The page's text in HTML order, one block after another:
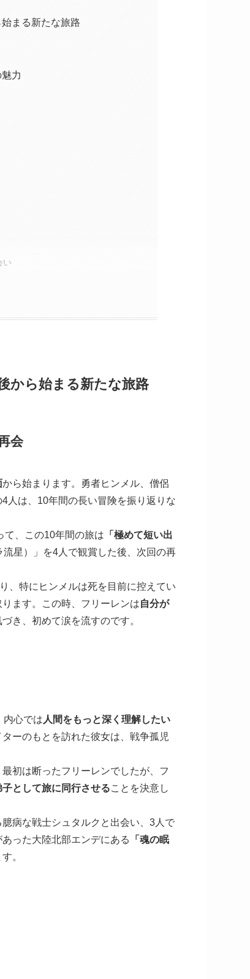
まる新たな旅路
力
い
から始まる新たな旅路
会
から始まります。勇者ヒンメル、僧侶
人は、10年間の長い冒険を振り返りな
て、この10年間の旅は 「極めて短い出
星）」を4人で観賞した後、次回の再
、特にヒンメルは死を目前に控えてい
ます。この時、フリーレンは自分が
き、初めて涙を流すのです。
内心では人間をもっと深く理解したい
ーのもとを訪れた彼女は、戦争孤児
初は断ったフリーレンでしたが、フ
として旅に同行させることを決意し
病な戦士シュタルクと出会い、3人で
った大陸北部エンデにある
「魂の眠
。